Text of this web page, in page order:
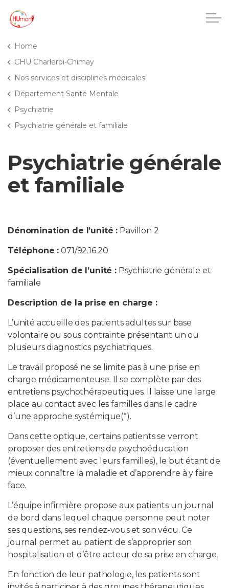
CHU Charleroi-Chimay
Maisons de repos
Pôle enfance et adolescence
Projets IA
PROFESSIONNELS DE LA SANTÉ
AUDITOIRES
RGPD
071 92 11 11
Home
CHU Charleroi-Chimay
Nos services et disciplines médicales
Département Santé Mentale
Psychiatrie
Psychiatrie générale et familiale
Psychiatrie générale
et familiale
Dénomination de l’unité : Pavillon 2
Téléphone : 071/92.16.20
Spécialisation de l’unité :Psychiatrie générale et
familiale
Description de la prise en charge :
L’unité accueille des patients adultes sur base
volontaire ou sous contrainte présentant un ou
plusieurs diagnostics psychiatriques.
Le travail proposé ne se limite pas à une prise en
charge médicamenteuse. Il se complète par des
entretiens psychothérapeutiques. Il laisse une large
place au contact avec les familles dans le cadre
d’une approche systémique(*).
Dans cette optique, certains patients se verront
proposer des entretiens de psychoéducation
(éventuellement avec leurs familles), le but étant de
mieux connaître la maladie et d’apprendre à y faire
face.
L’équipe infirmière propose aux patients un journal
de bord dans lequel chaque personne peut noter
ses questions, ses rendez-vous et son vécu. Ce
journal permet au patient de s’approprier son
hospitalisation et d’être acteur de sa prise en charge.
En fonction de leur pathologie, les patients sont